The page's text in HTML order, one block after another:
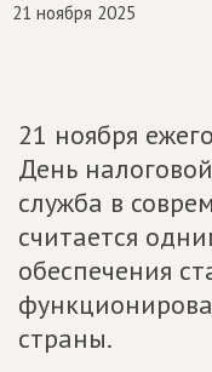
21 ноября 2025
21 ноября
День
служба в
считается
обеспечения
страны.